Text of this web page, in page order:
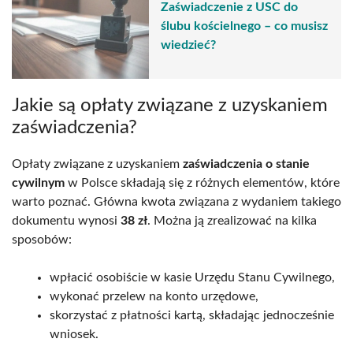
Zaświadczenie z USC do
ślubu kościelnego – co musisz
wiedzieć?
Jakie są opłaty związane z uzyskaniem
zaświadczenia?
Opłaty związane z uzyskaniem zaświadczenia o stanie
cywilnym w Polsce składają się z różnych elementów, które
warto poznać. Główna kwota związana z wydaniem takiego
dokumentu wynosi 38 zł. Można ją zrealizować na kilka
sposobów:
wpłacić osobiście w kasie Urzędu Stanu Cywilnego,
wykonać przelew na konto urzędowe,
skorzystać z płatności kartą, składając jednocześnie
wniosek.